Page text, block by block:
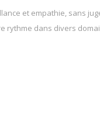
et empathie, sans
rythme dans divers